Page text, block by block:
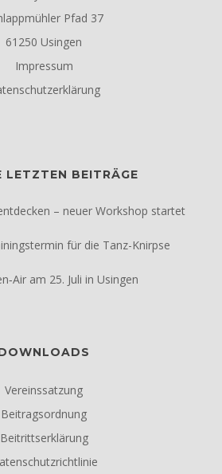
Pfad 37
61250 Usingen
Impressum
LETZTEN BEITRÄGE
– neuer Workshop startet
für die Tanz-Knirpse
am 25. Juli in Usingen
Vereinssatzung
Beitragsordnung
Beitrittserklärung